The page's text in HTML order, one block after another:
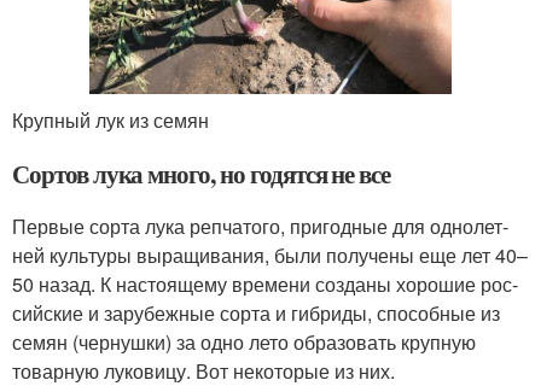
Круп­ный лук из семян
Сортов лука много, но годятся не все
Пер­вые сор­та лука реп­ча­то­го, при­год­ные для одно­лет­
ней куль­ту­ры выра­щи­ва­ния, были полу­че­ны еще лет 40–
50 назад. К насто­я­ще­му вре­ме­ни созда­ны хоро­шие рос­
сий­ские и зару­беж­ные сор­та и гибри­ды, спо­соб­ные из
семян (чер­нуш­ки) за одно лето обра­зо­вать круп­ную
товар­ную луко­ви­цу. Вот неко­то­рые из них.